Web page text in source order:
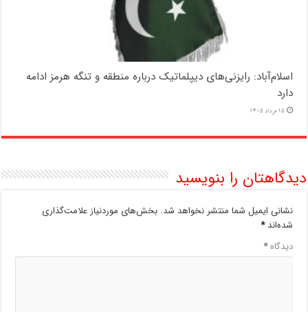
اسلام‌آباد: رایزنی‌های دیپلماتیک درباره منطقه و تنگه هرمز ادامه
دارد
15 مرداد 1405
دیدگاهتان را بنویسید
نشانی ایمیل شما منتشر نخواهد شد. بخش‌های موردنیاز علامت‌گذاری
شده‌اند*
دیدگاه*